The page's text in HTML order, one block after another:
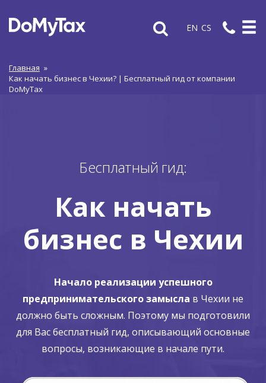
EN CS
Главная »
Как начать бизнес в Чехии? | Бесплатный гид от компании
DoMyTax
Бесплатный гид:
Как начать
бизнес в Чехии
Начало реализации успешного
предпринимательского замысла в Чехии не
должно быть сложным. Поэтому мы подготовили
для Вас бесплатный гид, описывающий основные
вопросы, возникающие в начале пути.